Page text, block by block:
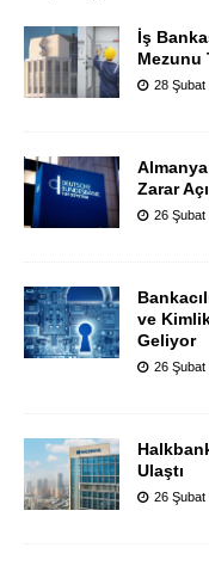
İş
Mezunu
28 Şubat
Zarar
26 Şubat
ve
Geliyor
26 Şubat
Ulaştı
26 Şubat